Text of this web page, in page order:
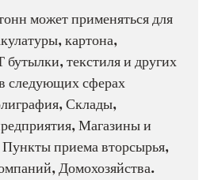
может применяться для
картона,
текстиля и других
следующих сферах
Склады,
Магазины и
приема вторсырья,
Домохозяйства.